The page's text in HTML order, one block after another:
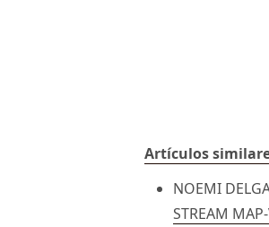
Artículos
NOEMI
STREAM